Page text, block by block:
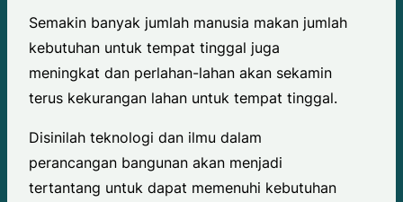
Semakin banyak jumlah manusia makan jumlah
kebutuhan untuk tempat tinggal juga
meningkat dan perlahan-lahan akan sekamin
terus kekurangan lahan untuk tempat tinggal.
Disinilah teknologi dan ilmu dalam
perancangan bangunan akan menjadi
tertantang untuk dapat memenuhi kebutuhan